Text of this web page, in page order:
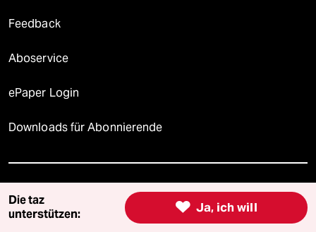
Feedback
Aboservice
ePaper Login
Downloads für Abonnierende
© 2026 taz Verlags und Vertriebs GmbH
Alle Rechte vorbehalten. Bei rechtlichen Fragen oder für Genehmigungen
wenden Sie sich bitte an
lizenzen@taz.de  Ja, ich will
Die taz
unterstützen: